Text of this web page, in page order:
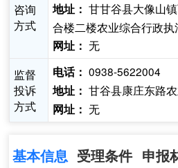
咨询
方式
地址： 甘甘谷县大像山
合楼二楼农业综合行政执
网址： 无
监督
投诉
方式
电话： 0938-5622004
地址： 甘谷县康庄东路
网址： 无
基本信息 受理条件 申报